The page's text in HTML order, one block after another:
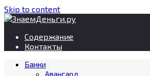
Skip to content
Содержание
Контакты
Банки
Авангард